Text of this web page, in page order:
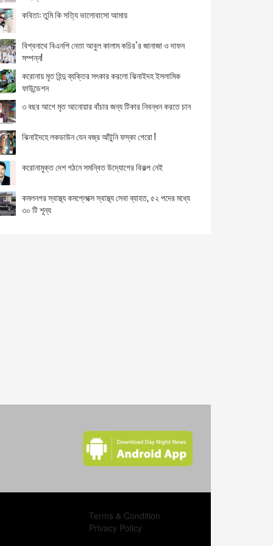
আজ বিএনপির মহাসচিব মির্জা ফখরুলের জন্ম দিন
আজ পল্লীকবি জসীম উদ্দীনের জন্মবার্ষিকী
সাংবাদিক জহরুল ইসলাম জীবন এর ২৪ তম জন্মদিন আজ
সি এন বাংলা টিভি'তে রামু উপজেলা প্রতিনিধি হলেন
মোঃসাইদুজ্জামান সাঈদ।
শরীরের ওজন কমাবে গোলমরিচ
অবসরপ্রাপ্ত এক উপ সচিবের আবেগঘন স্ট্যাটাস
ডায়াবেটিস নিয়ন্ত্রন চাল ।
ওজন নিয়ন্ত্রনের জন্য ৩টি বিষয় মাথায় রাখবেন
কবিতা: তুমি কি সত্যি ভালোবাসো আমায়
বিশ্বনাথে বিএনপি নেতা আবুল কালাম কচির’র জানাজা ও দাফন
সম্পন্ন!
করোনায় মৃত হিন্দু ব্যক্তির সৎকার করলো ঝিনাইদহ ইসলামিক
ফাউন্ডেশন
৩ বছর আগে মৃত আনোয়ার বাঁচার জন্য টিকার নিবন্ধন করতে চান
ঝিনাইদহে লকডাউন যেন বজ্র আঁটুনি ফস্কা গেরো !
করোনামুক্ত দেশ গঠনে সমন্বিত উদ্যোগের বিকল্প নেই
কমলনগর স্বাস্থ্য কমপ্লেক্সে স্বাস্থ্য সেবা ব্যাহত, ৫২ পদের মধ্যে
৩০ টি শূন্য
Terms & Condition
Privacy Policy